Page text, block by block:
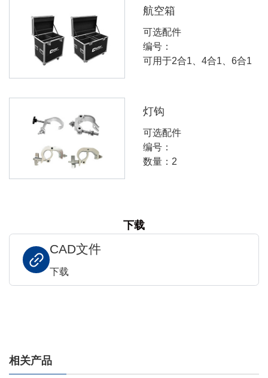
航空箱
可选配件
编号：
可用于2合1、4合1、6合1
灯钩
可选配件
编号：
数量：2
下载
CAD文件
下载
相关产品